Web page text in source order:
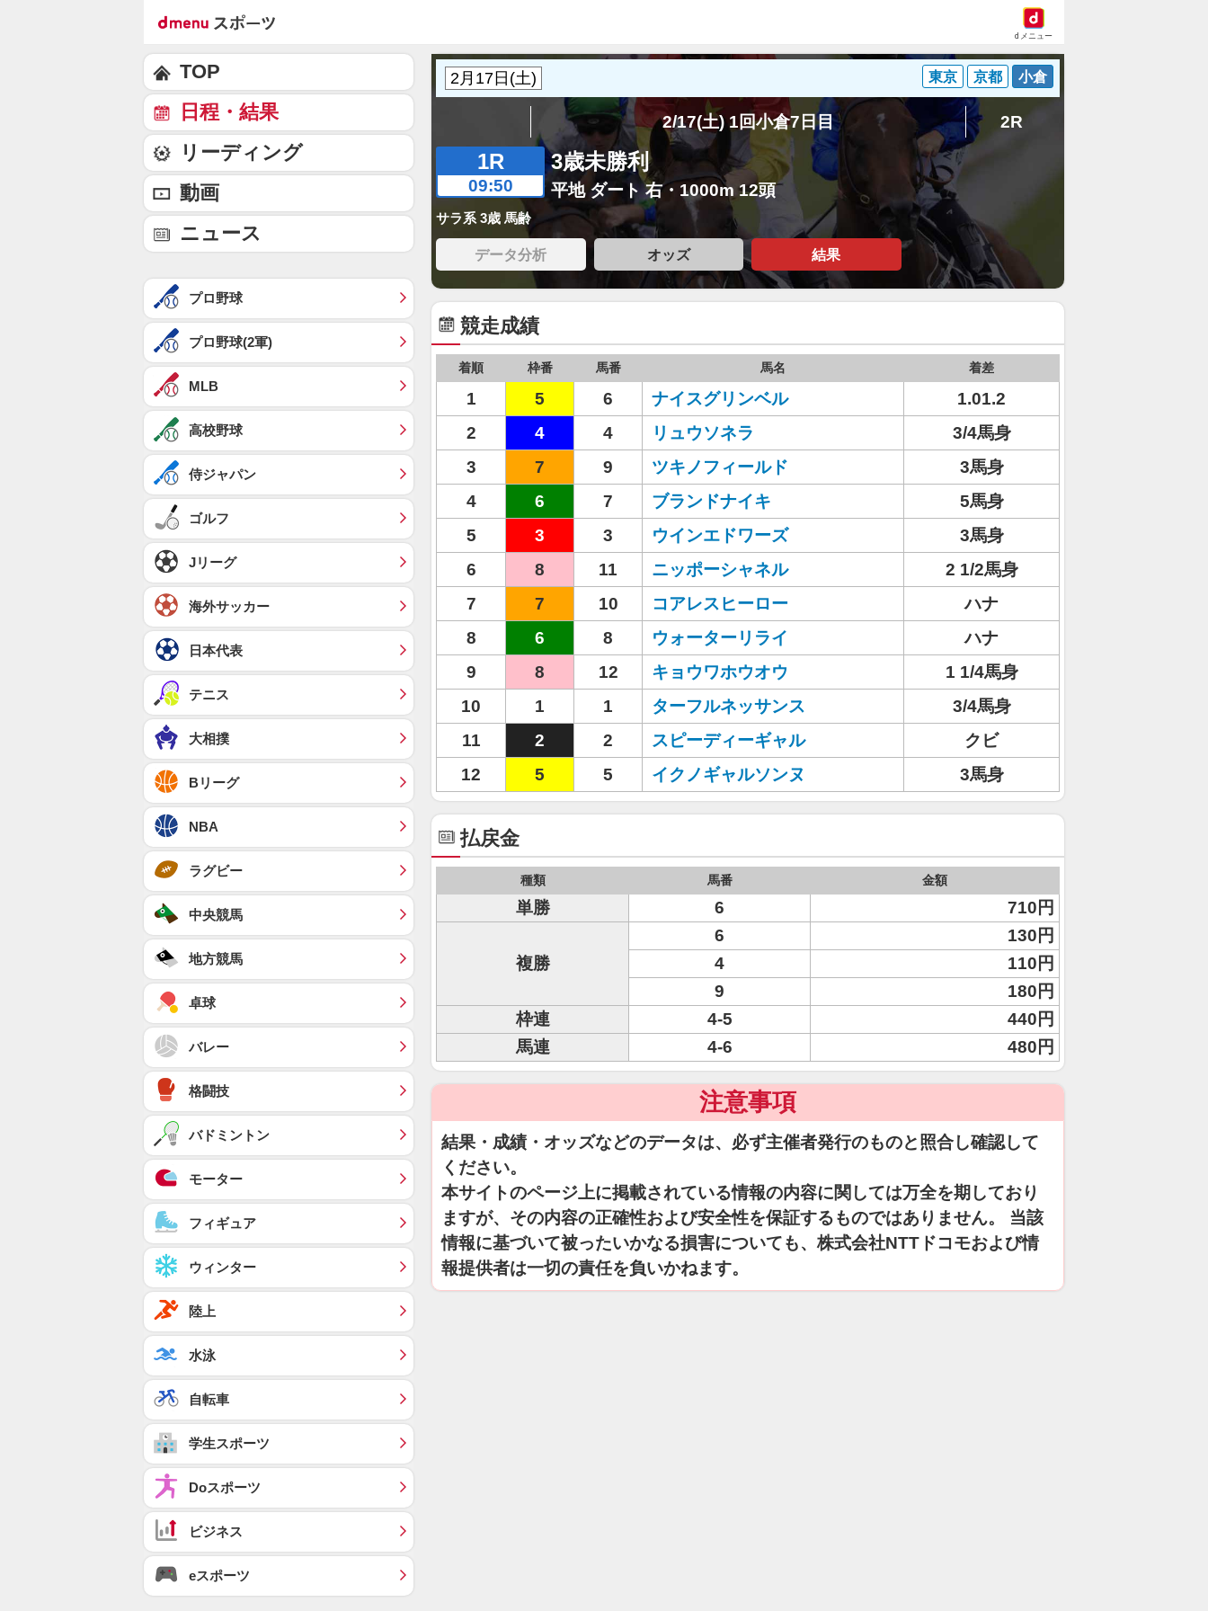
dメニュー
東京 京都 小倉
2/17(土) 1回小倉7日目 2R
1R
09:50
3歳未勝利
平地 ダート 右・1000m 12頭
サラ系 3歳 馬齢
データ分析 オッズ 結果
競走成績
着順 枠番 馬番 馬名 着差
1 5 6 ナイスグリンベル
1.01.2
2
4 4 リュウソネラ
3/4馬身
3
7 9 ツキノフィールド
3馬身
4
6 7 ブランドナイキ
5馬身
5
3 3 ウインエドワーズ
3馬身
6
8 11 ニッポーシャネル
2 1/2馬身
7
7 10 コアレスヒーロー
ハナ
8
6 8 ウォーターリライ
ハナ
9
8 12 キョウワホウオウ
1 1/4馬身
10
1 1 ターフルネッサンス
3/4馬身
11
2 2 スピーディーギャル
クビ
12
5 5 イクノギャルソンヌ 3馬身
払戻金
種類 馬番 金額
単勝 6 710円
複勝
6
130円
4
110円
9
180円
枠連
4-5
440円
馬連
4-6 480円
注意事項
結果・成績・オッズなどのデータは、必ず主催者発行のものと照合し確認して
ください。
本サイトのページ上に掲載されている情報の内容に関しては万全を期しており
ますが、その内容の正確性および安全性を保証するものではありません。 当該
情報に基づいて被ったいかなる損害についても、株式会社NTTドコモおよび情
報提供者は一切の責任を負いかねます。
TOP
日程・結果
リーディング
動画
ニュース
プロ野球
プロ野球(2軍)
MLB
高校野球
侍ジャパン
ゴルフ
Jリーグ
海外サッカー
日本代表
テニス
大相撲
Bリーグ
NBA
ラグビー
中央競馬
地方競馬
卓球
バレー
格闘技
バドミントン
モーター
フィギュア
ウィンター
陸上
水泳
自転車
学生スポーツ
Doスポーツ
ビジネス
eスポーツ